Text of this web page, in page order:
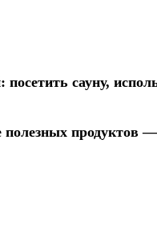
посетить сауну,
полезных продуктов